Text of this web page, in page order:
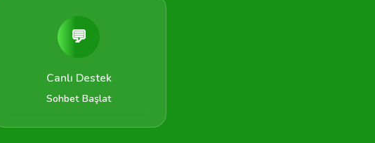
💬
Canlı Destek
Sohbet Başlat